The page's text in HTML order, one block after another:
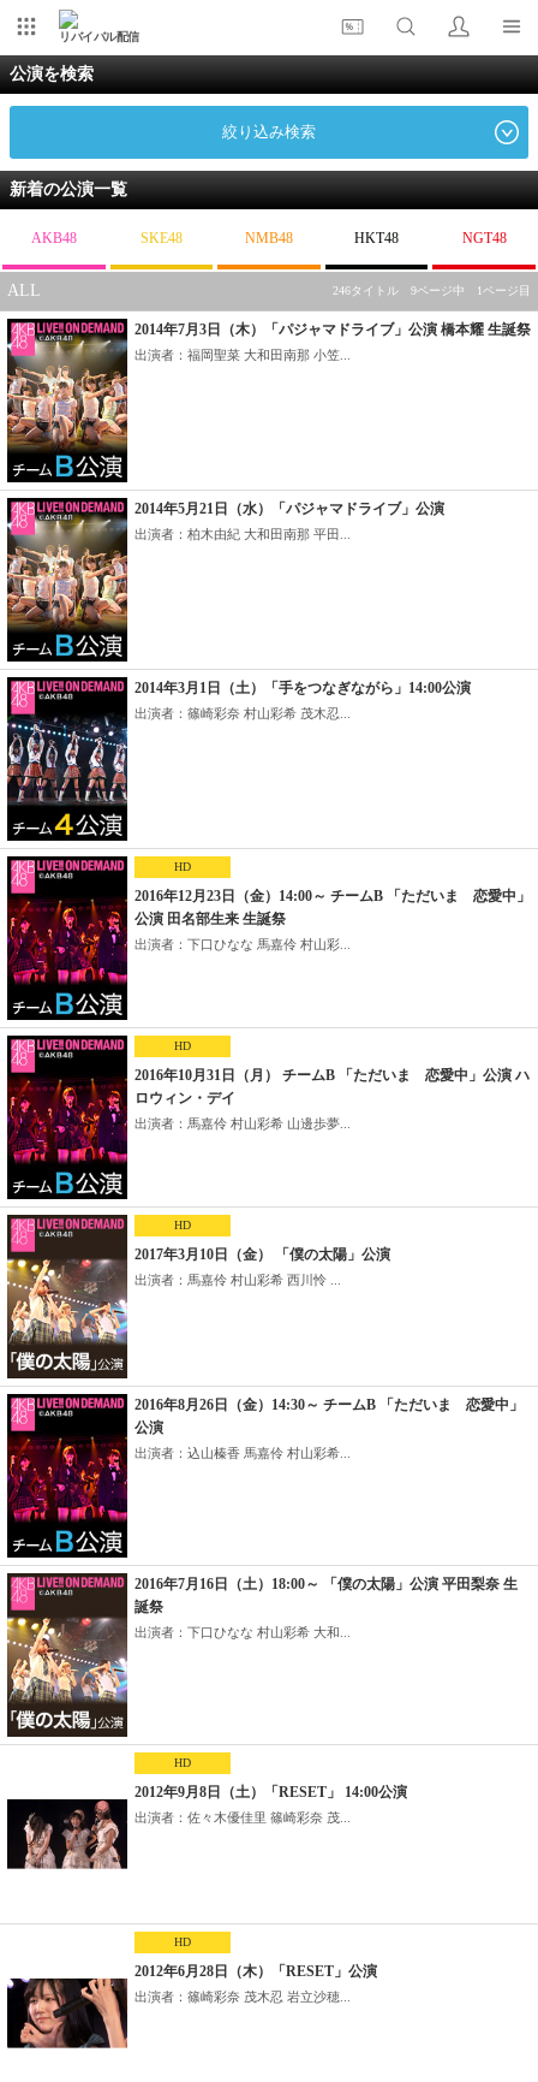
リバイバル配信
公演を検索
絞り込み検索
新着の公演一覧
AKB48 SKE48 NMB48 HKT48 NGT48
ALL 246タイトル 9ページ中 1ページ目
2014年7月3日（木）「パジャマドライブ」公演 橋本耀 生誕祭
出演者：福岡聖菜 大和田南那 小笠...
2014年5月21日（水）「パジャマドライブ」公演
出演者：柏木由紀 大和田南那 平田...
2014年3月1日（土）「手をつなぎながら」14:00公演
出演者：篠崎彩奈 村山彩希 茂木忍...
HD
2016年12月23日（金）14:00～ チームB 「ただいま 恋愛中」
公演 田名部生来 生誕祭
出演者：下口ひなな 馬嘉伶 村山彩...
HD
2016年10月31日（月） チームB 「ただいま 恋愛中」公演 ハ
ロウィン・デイ
出演者：馬嘉伶 村山彩希 山邊歩夢...
HD
2017年3月10日（金） 「僕の太陽」公演
出演者：馬嘉伶 村山彩希 西川怜 ...
2016年8月26日（金）14:30～ チームB 「ただいま 恋愛中」
公演
出演者：込山榛香 馬嘉伶 村山彩希...
2016年7月16日（土）18:00～ 「僕の太陽」公演 平田梨奈 生
誕祭
出演者：下口ひなな 村山彩希 大和...
HD
2012年9月8日（土）「RESET」 14:00公演
出演者：佐々木優佳里 篠崎彩奈 茂...
HD
2012年6月28日（木）「RESET」公演
出演者：篠崎彩奈 茂木忍 岩立沙穂...